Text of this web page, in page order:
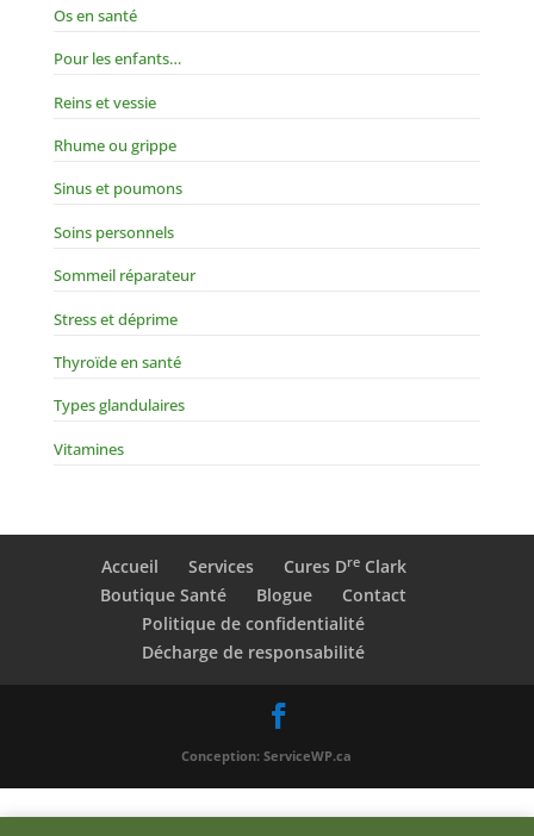
Os en santé
Pour les enfants…
Reins et vessie
Rhume ou grippe
Sinus et poumons
Soins personnels
Sommeil réparateur
Stress et déprime
Thyroïde en santé
Types glandulaires
Vitamines
Accueil Services Cures DreClark
Boutique Santé
Blogue
Contact
Politique de confidentialité
Décharge de responsabilité
Conception: ServiceWP.ca